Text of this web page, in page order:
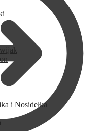
i Nosidełka